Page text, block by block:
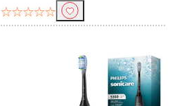
☆☆☆☆☆